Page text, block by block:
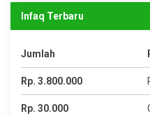
Infaq Terbaru
Jumlah
Rp. 3.800.000
Rp. 30.000